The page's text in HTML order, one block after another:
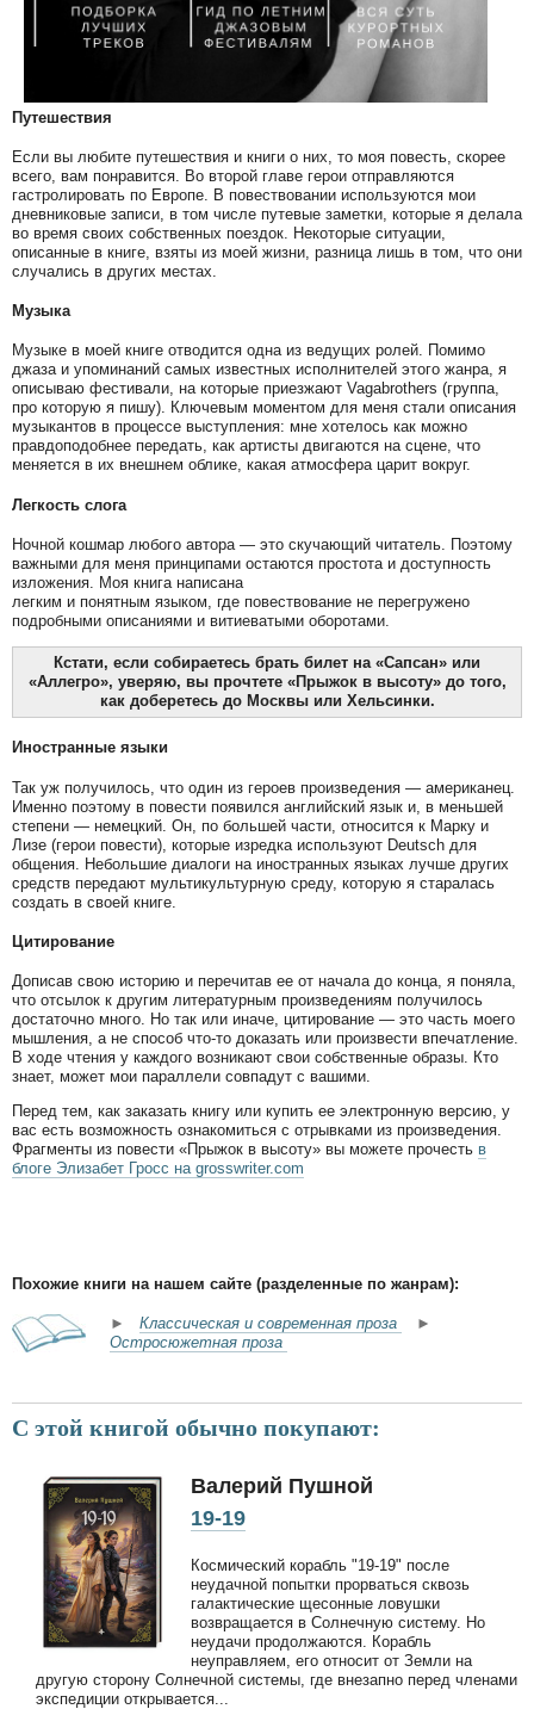
Путешествия
Если вы любите путешествия и книги о них, то моя повесть, скорее
всего, вам понравится. Во второй главе герои отправляются
гастролировать по Европе. В повествовании используются мои
дневниковые записи, в том числе путевые заметки, которые я делала
во время своих собственных поездок. Некоторые ситуации,
описанные в книге, взяты из моей жизни, разница лишь в том, что они
случались в других местах.
Музыка
Музыке в моей книге отводится одна из ведущих ролей. Помимо
джаза и упоминаний самых известных исполнителей этого жанра, я
описываю фестивали, на которые приезжают Vagabrothers (группа,
про которую я пишу). Ключевым моментом для меня стали описания
музыкантов в процессе выступления: мне хотелось как можно
правдоподобнее передать, как артисты двигаются на сцене, что
меняется в их внешнем облике, какая атмосфера царит вокруг.
Легкость слога
Ночной кошмар любого автора — это скучающий читатель. Поэтому
важными для меня принципами остаются простота и доступность
изложения. Моя книга написана
легким и понятным языком, где повествование не перегружено
подробными описаниями и витиеватыми оборотами.
Кстати, если собираетесь брать билет на «Сапсан» или
«Аллегро», уверяю, вы прочтете «Прыжок в высоту» до того,
как доберетесь до Москвы или Хельсинки.
Иностранные языки
Так уж получилось, что один из героев произведения — американец.
Именно поэтому в повести появился английский язык и, в меньшей
степени — немецкий. Он, по большей части, относится к Марку и
Лизе (герои повести), которые изредка используют Deutsch для
общения. Небольшие диалоги на иностранных языках лучше других
средств передают мультикультурную среду, которую я старалась
создать в своей книге.
Цитирование
Дописав свою историю и перечитав ее от начала до конца, я поняла,
что отсылок к другим литературным произведениям получилось
достаточно много. Но так или иначе, цитирование — это часть моего
мышления, а не способ что-то доказать или произвести впечатление.
В ходе чтения у каждого возникают свои собственные образы. Кто
знает, может мои параллели совпадут с вашими.
Перед тем, как заказать книгу или купить ее электронную версию, у
вас есть возможность ознакомиться с отрывками из произведения.
Фрагменты из повести «Прыжок в высоту» вы можете прочесть в
блоге Элизабет Гросс на grosswriter.com
Похожие книги на нашем сайте (разделенные по жанрам):
► Классическая и современная проза
►
Остросюжетная проза
С этой книгой обычно покупают:
Валерий Пушной
19-19
Космический корабль "19-19" после
неудачной попытки прорваться сквозь
галактические щесонные ловушки
возвращается в Солнечную систему. Но
неудачи продолжаются. Корабль
неуправляем, его относит от Земли на
другую сторону Солнечной системы, где внезапно перед членами
экспедиции открывается...